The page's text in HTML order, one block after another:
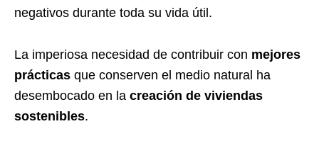
negativos durante toda su vida útil.
La imperiosa necesidad de contribuir con mejores
prácticas que conserven el medio natural ha
desembocado en la creación de viviendas
sostenibles.